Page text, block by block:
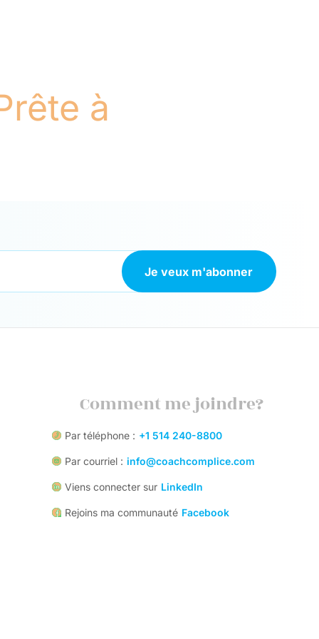
à
Je veux m'abonner
Comment me joindre?
Par téléphone : +1 514 240-8800
Par courriel : info@coachcomplice.com
Viens connecter sur LinkedIn
Rejoins ma communauté Facebook